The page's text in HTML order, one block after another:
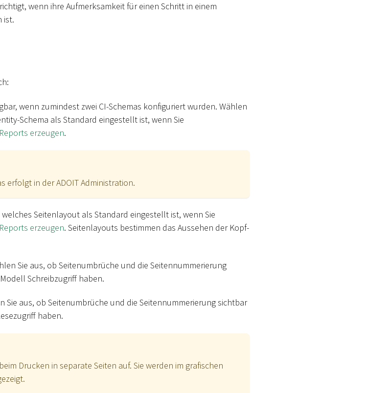
wenn ihre Aufmerksamkeit für einen Schritt in einem
ist.
wenn zumindest zwei CI-Schemas konfiguriert wurden. Wählen
Schema als Standard eingestellt ist, wenn Sie
Reports erzeugen.
erfolgt in der ADOIT Administration.
welches Seitenlayout als Standard eingestellt ist, wenn Sie
Reports erzeugen. Seitenlayouts bestimmen das Aussehen der Kopf-
Sie aus, ob Seitenumbrüche und die Seitennummerierung
Schreibzugriff haben.
Sie aus, ob Seitenumbrüche und die Seitennummerierung sichtbar
haben.
Drucken in separate Seiten auf. Sie werden im grafischen